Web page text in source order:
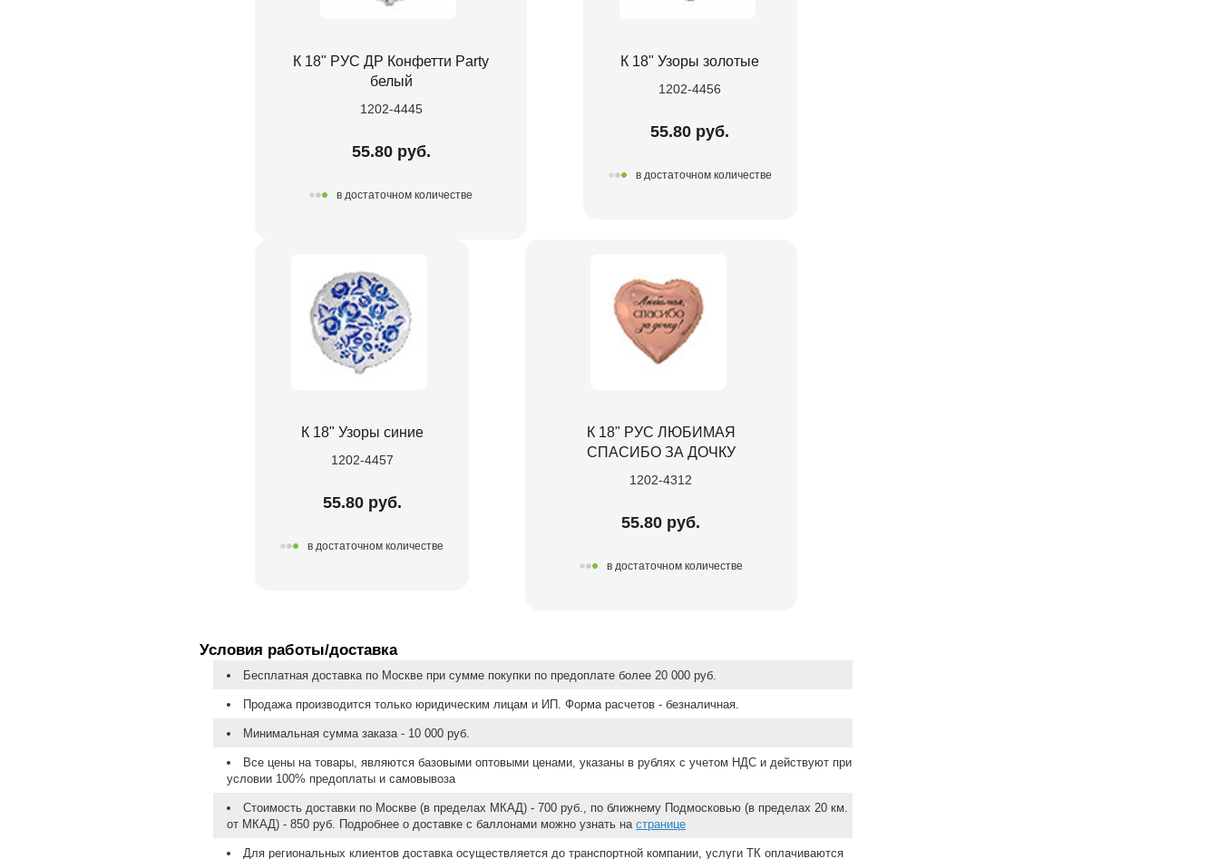
К 18" РУС ДР Конфетти Party
белый
1202-4445
55.80 руб.
в достаточном количестве
К 18" Узоры золотые
1202-4456
55.80 руб.
в достаточном количестве
К 18" Узоры синие
1202-4457
55.80 руб.
в достаточном количестве
К 18" РУС ЛЮБИМАЯ
СПАСИБО ЗА ДОЧКУ
1202-4312
55.80 руб.
в достаточном количестве
Условия работы/доставка
Бесплатная доставка по Москве при сумме покупки по предоплате более 20 000 руб.
Продажа производится только юридическим лицам и ИП. Форма расчетов - безналичная.
Минимальная сумма заказа - 10 000 руб.
Все цены на товары, являются базовыми оптовыми ценами, указаны в рублях с учетом НДС и действуют при
условии 100% предоплаты и самовывоза
Стоимость доставки по Москве (в пределах МКАД) - 700 руб., по ближнему Подмосковью (в пределах 20 км.
от МКАД) - 850 руб. Подробнее о доставке с баллонами можно узнать на странице
Для региональных клиентов доставка осуществляется до транспортной компании, услуги ТК оплачиваются